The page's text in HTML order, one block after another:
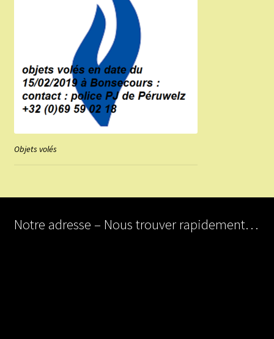
Objets volés
Notre adresse – Nous trouver rapidement…